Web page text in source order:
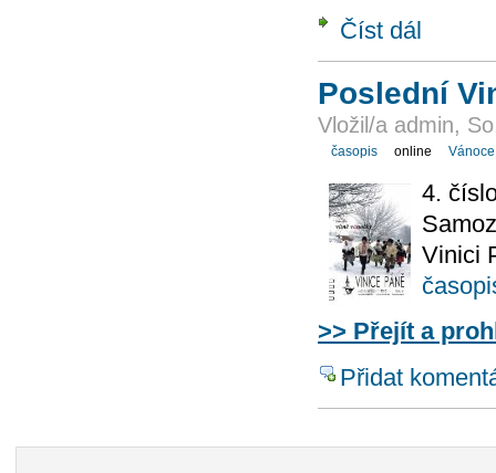
Číst dál
Poslední
Vložil/a admin,
časopis online Vánoce
4.
Vinici
>> Přejít a
Přidat